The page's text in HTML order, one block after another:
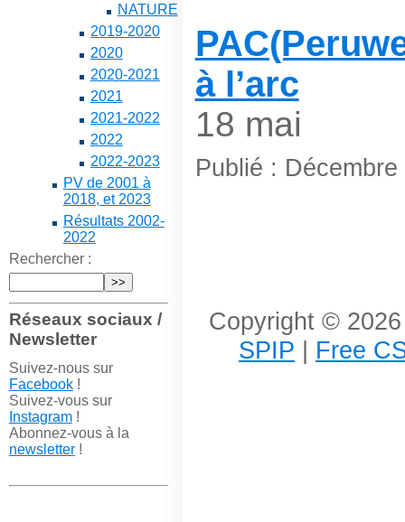
NATURE
2019-2020
2020
2020-2021
2021
2021-2022
2022
2022-2023
PV de 2001 à
2018, et 2023
Résultats 2002-
2022
Rechercher :
Réseaux sociaux /
Newsletter
Suivez-nous sur
Facebook!
Suivez-vous sur
Instagram!
Abonnez-vous à la
newsletter!
à l’arc
18 mai
Publié : Décembre
Copyright ©
SPIP | Free